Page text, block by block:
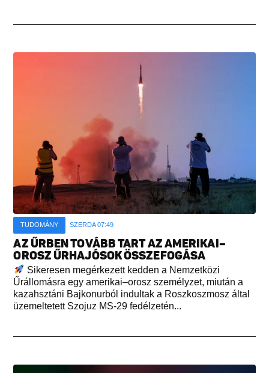
TUDOMÁNY SZERDA 07:49
AZ ŰRBEN TOVÁBB TART AZ AMERIKAI–
OROSZ ŰRHAJÓSOK ÖSSZEFOGÁSA
Sikeresen megérkezett kedden a Nemzetközi
Űrállomásra egy amerikai–orosz személyzet, miután a
kazahsztáni Bajkonurból indultak a Roszkoszmosz által
üzemeltetett Szojuz MS-29 fedélzetén...